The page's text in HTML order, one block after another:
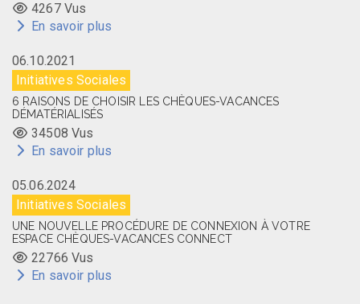
4267 Vus
En savoir plus
06.10.2021
Initiatives Sociales
6 RAISONS DE CHOISIR LES CHÈQUES-VACANCES
DÉMATÉRIALISÉS
34508 Vus
En savoir plus
05.06.2024
Initiatives Sociales
UNE NOUVELLE PROCÉDURE DE CONNEXION À VOTRE
ESPACE CHÈQUES-VACANCES CONNECT
22766 Vus
En savoir plus